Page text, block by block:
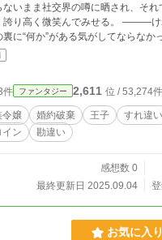
ないまま社交界の噂に晒され、それ
く微笑んでみせる。 ―――けれど本当は、あ
に“何か”がある気がしてならなかった。
ある第二王子アダムが手を差し伸
距離、揺れる心。 だがエリッサは
が、自ら悪者になってまで隠した｢真
嬢？いいえ違いますわ。 わたくしが
件 ファンタジー 2,611 位 / 53,274件
令嬢 婚約破棄 王子
すれ違い
イン 勘違い
感想数 0
最終更新日 2025.09.04
お気に入